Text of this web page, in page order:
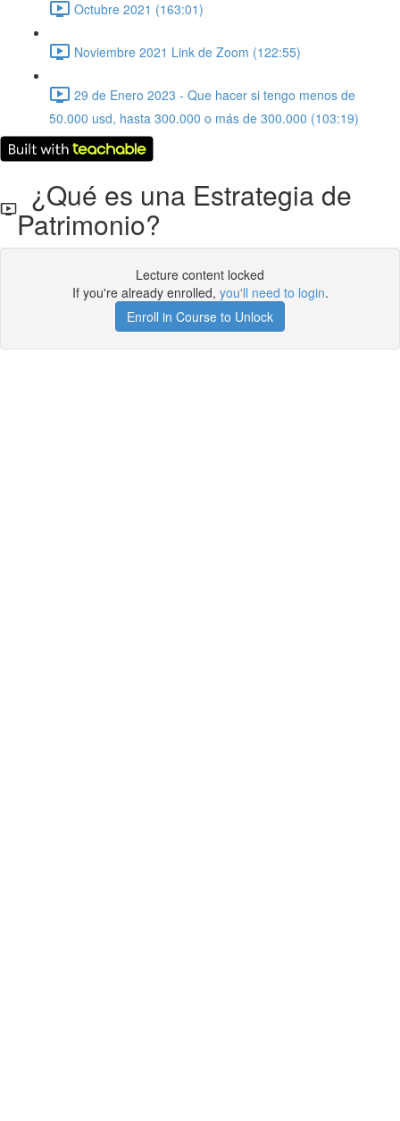
Octubre 2021 (163:01)
Noviembre 2021 Link de Zoom (122:55)
29 de Enero 2023 - Que hacer si tengo menos de
50.000 usd, hasta 300.000 o más de 300.000 (103:19)
¿Qué es una Estrategia de
Patrimonio?
Lecture content locked
If you're already enrolled, you'll need to login.
Enroll in Course to Unlock